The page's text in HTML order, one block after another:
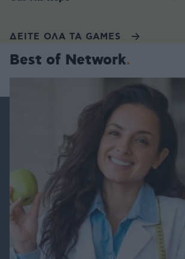
ΔΕΙΤΕ ΟΛΑ ΤΑ GAMES
Best of Network